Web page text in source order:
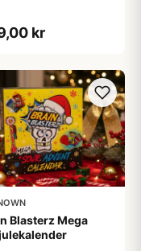
kr
Blasterz Mega